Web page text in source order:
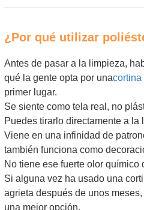
¿Por qué utilizar
Antes de pasar a la limpieza,
qué la gente opta por unacortina
primer lugar.
Se siente como tela real, no
Puedes tirarlo directamente a la
Viene en una infinidad de
también funciona como
No tiene ese fuerte olor químico
Si alguna vez ha usado una
agrieta después de unos
una mejor opción.